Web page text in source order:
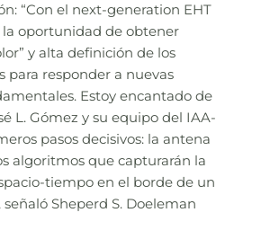
“Con el next-generation EHT
oportunidad de obtener
y alta definición de los
para responder a nuevas
Estoy encantado de
L. Gómez y su equipo del IAA-
pasos decisivos: la antena
algoritmos que capturarán la
tiempo en el borde de un
señaló Sheperd S. Doeleman